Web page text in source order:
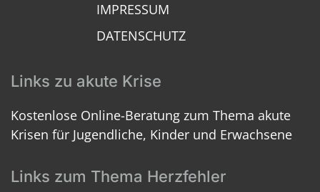
IMPRESSUM
DATENSCHUTZ
Links zu akute Krise
Kostenlose Online-Beratung zum Thema akute
Krisen für Jugendliche, Kinder und Erwachsene
Links zum Thema Herzfehler